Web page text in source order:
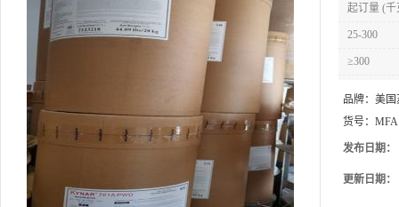
起订量 (千
25-300
≥300
品牌： 美国
货号： MFA
发布日期：
更新日期：